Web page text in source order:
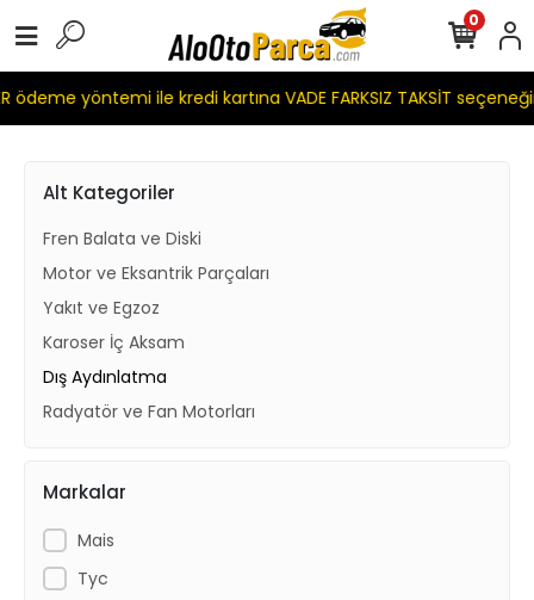
ödeme yöntemi ile kredi kartına VADE FARKSIZ TAKSİT
0
Alt Kategoriler
Fren Balata ve Diski
Motor ve Eksantrik Parçaları
Yakıt ve Egzoz
Karoser İç Aksam
Dış Aydınlatma
Radyatör ve Fan Motorları
Markalar
Mais
Tyc